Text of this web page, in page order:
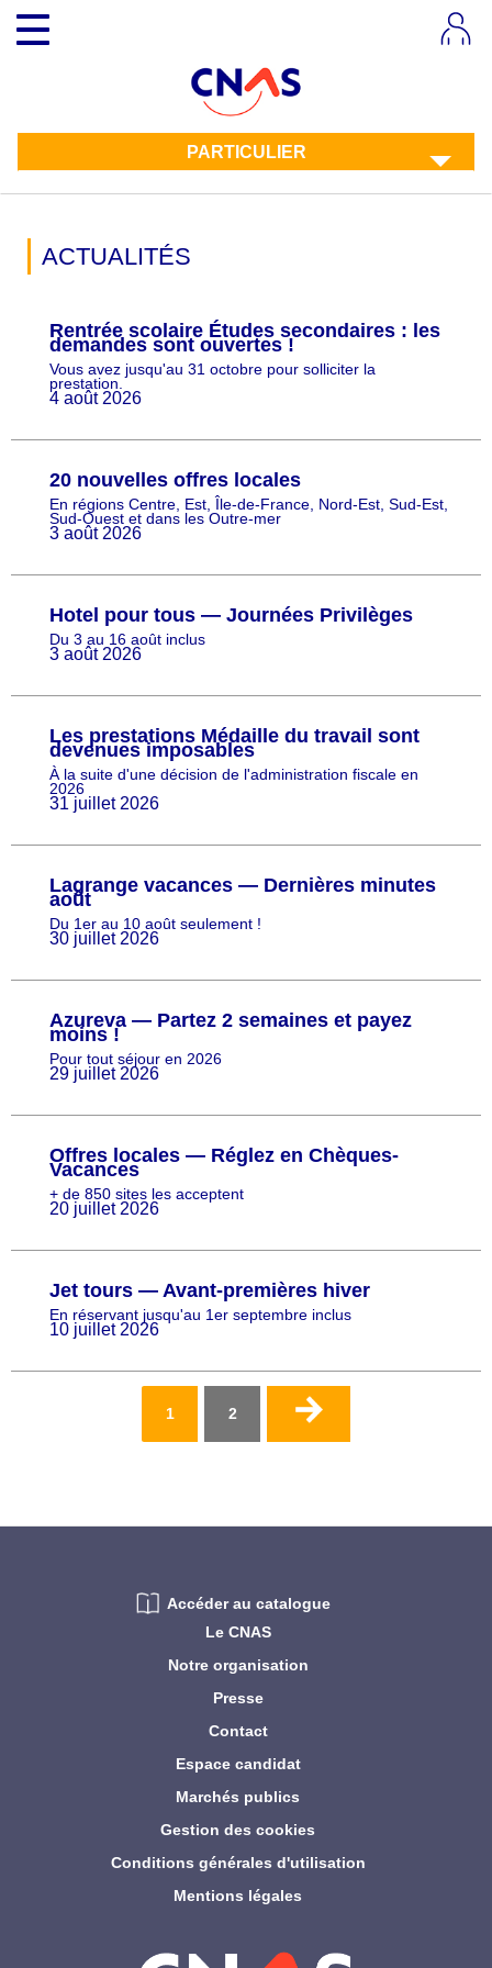
contenu
principal
Toggle
navigation
PARTICULIER
ACTUALITÉS
Rentrée scolaire Études secondaires : les
demandes sont ouvertes !
Vous avez jusqu'au 31 octobre pour solliciter la
prestation.
4 août 2026
20 nouvelles offres locales
En régions Centre, Est, Île-de-France, Nord-Est, Sud-Est,
Sud-Ouest et dans les Outre-mer
3 août 2026
Hotel pour tous — Journées Privilèges
Du 3 au 16 août inclus
3 août 2026
Les prestations Médaille du travail sont
devenues imposables
À la suite d'une décision de l'administration fiscale en
2026
31 juillet 2026
Lagrange vacances — Dernières minutes
août
Du 1er au 10 août seulement !
30 juillet 2026
Azureva — Partez 2 semaines et payez
moins !
Pour tout séjour en 2026
29 juillet 2026
Offres locales — Réglez en Chèques-
Vacances
+ de 850 sites les acceptent
20 juillet 2026
Jet tours — Avant-premières hiver
En réservant jusqu'au 1er septembre inclus
10 juillet 2026
Page
1 Page
2
Le CNAS
Notre organisation
Presse
Contact
Espace candidat
Marchés publics
Gestion des cookies
Conditions générales d'utilisation
Mentions légales
Accéder au catalogue